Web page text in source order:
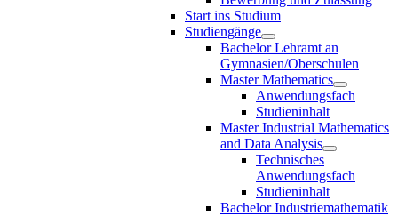
Start ins Studium
Studiengänge
Bachelor Lehramt an
Gymnasien/Oberschulen
Master Mathematics
Anwendungsfach
Studieninhalt
Master Industrial Mathematics
and Data Analysis
Technisches
Anwendungsfach
Studieninhalt
Bachelor Industriemathematik